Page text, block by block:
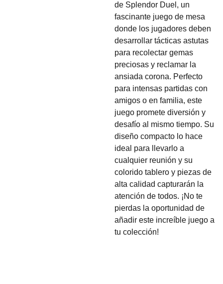
de Splendor Duel, un
fascinante juego de mesa
donde los jugadores deben
desarrollar tácticas astutas
para recolectar gemas
preciosas y reclamar la
ansiada corona. Perfecto
para intensas partidas con
amigos o en familia, este
juego promete diversión y
desafío al mismo tiempo. Su
diseño compacto lo hace
ideal para llevarlo a
cualquier reunión y su
colorido tablero y piezas de
alta calidad capturarán la
atención de todos. ¡No te
pierdas la oportunidad de
añadir este increíble juego a
tu colección!